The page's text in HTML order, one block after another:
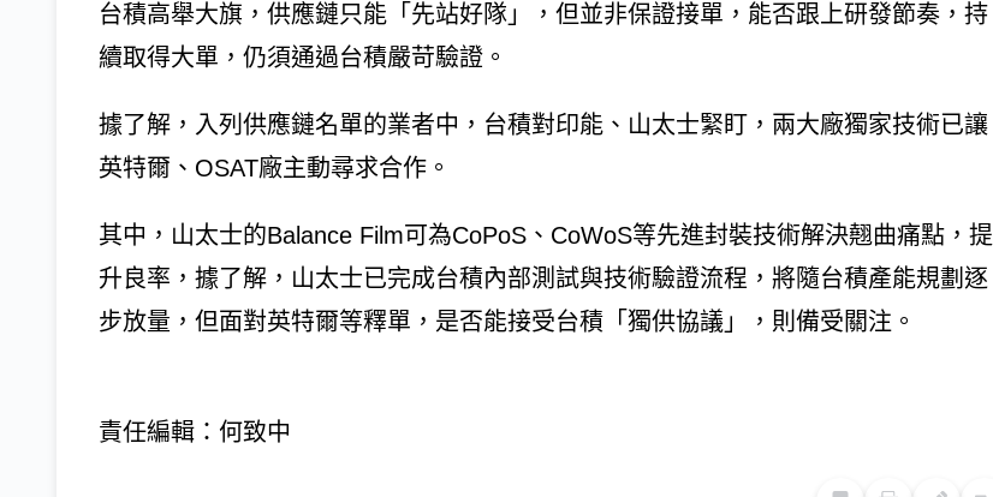
台積高舉大旗，供應鏈只能「先站好隊」，但並非保證接單，能否跟上研發節奏，持
續取得大單，仍須通過台積嚴苛驗證。
據了解，入列供應鏈名單的業者中，台積對印能、山太士緊盯，兩大廠獨家技術已讓
英特爾、OSAT廠主動尋求合作。
其中，山太士的Balance Film可為CoPoS、CoWoS等先進封裝技術解決翹曲痛點，提
升良率，據了解，山太士已完成台積內部測試與技術驗證流程，將隨台積產能規劃逐
步放量，但面對英特爾等釋單，是否能接受台積「獨供協議」，則備受關注。
責任編輯：何致中